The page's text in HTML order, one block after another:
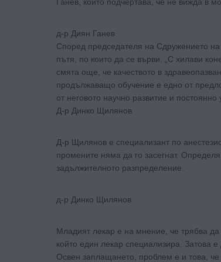
д-р Диян Ганев
Според председателя на Сдружението
пътя, по които да се върви. „С хилави
смята още, че качеството в
продължаващо обучение е едно от
от неговото научно развитие и
Д-р Динко Щилянов
Д-р Щилянов е специализант по
промените няма да го засегнат.
задължителното разпределение.
д-р Динко Щилянов
Младият лекар е на мнение, че трябва
който един лекар специализира. Затова
Освен заплащането, проблем е и това,